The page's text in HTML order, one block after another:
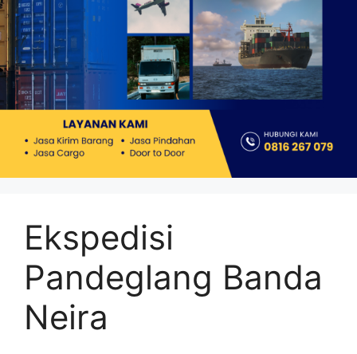
Ekspedisi
Pandeglang Banda
Neira